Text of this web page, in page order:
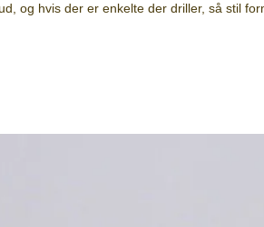
og hvis der er enkelte der driller, så stil